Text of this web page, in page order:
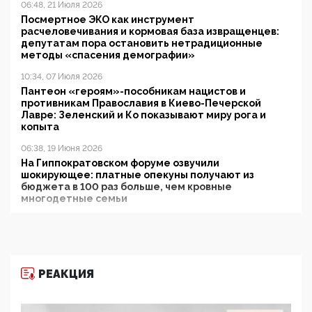
06:48, 21 Июля 2026
Посмертное ЭКО как инструмент
расчеловечивания и кормовая база извращенцев:
депутатам пора остановить нетрадиционные
методы «спасения демографии»
10:34, 07 Июля 2026
Пантеон «героям»-пособникам нацистов и
противникам Православия в Киево-Печерской
Лавре: Зеленский и Ко показывают миру рога и
копыта
06:38, 19 Июня 2026
На Гиппократовском форуме озвучили
шокирующее: платные опекуны получают из
бюджета в 100 раз больше, чем кровные
многодетные семьи
11:53, 09 Июня 2026
деятельность ИИТО ЮНЕСКО в России, но
РЕАКЦИЯ